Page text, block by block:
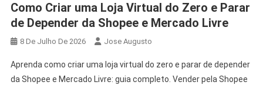
Como Criar uma Loja Virtual do Zero e Parar
de Depender da Shopee e Mercado Livre
8 De Julho De 2026 Jose Augusto
Aprenda como criar uma loja virtual do zero e parar de depender
da Shopee e Mercado Livre: guia completo. Vender pela Shopee